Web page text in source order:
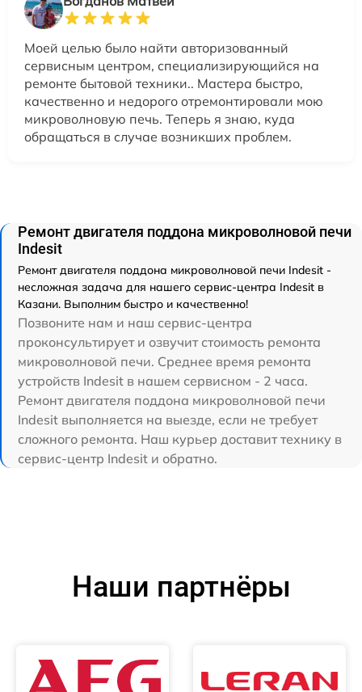
Моей целью было найти авторизованный
сервисным центром, специализирующийся на
ремонте бытовой техники.. Мастера быстро,
качественно и недорого отремонтировали мою
микроволновую печь. Теперь я знаю, куда
обращаться в случае возникших проблем.
Ремонт двигателя поддона микроволновой печи
Indesit
Ремонт двигателя поддона микроволновой печи Indesit -
несложная задача для нашего сервис-центра Indesit в
Казани. Выполним быстро и качественно!
Позвоните нам и наш сервис-центра
проконсультирует и озвучит стоимость ремонта
микроволновой печи. Среднее время ремонта
устройств Indesit в нашем сервисном - 2 часа.
Ремонт двигателя поддона микроволновой печи
Indesit выполняется на выезде, если не требует
сложного ремонта. Наш курьер доставит технику в
сервис-центр Indesit и обратно.
Наши партнёры